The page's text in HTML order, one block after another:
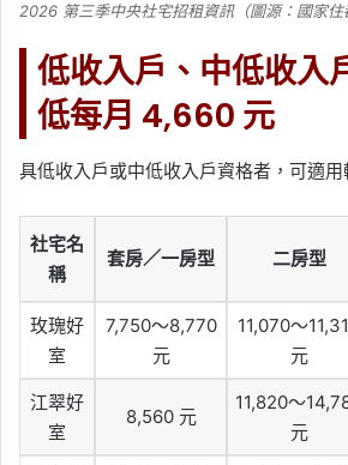
2026 第三季中央社宅招租資訊（圖源：國家住
低收入戶、中低收入
低每月 4,660 元
具低收入戶或中低收入戶資格者，可適用
社宅名
稱
套房／一房型 二房型
玫瑰好
室
7,750～8,770
元
11,070～
元
江翠好
室
8,560 元
11,820～
元